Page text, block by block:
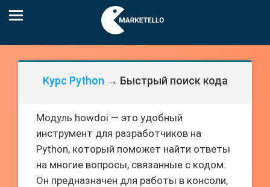
Курс Python → Быстрый поиск кода
Модуль howdoi — это удобный
инструмент для разработчиков на
Python, который поможет найти ответы
на многие вопросы, связанные с кодом.
Он предназначен для работы в консоли,